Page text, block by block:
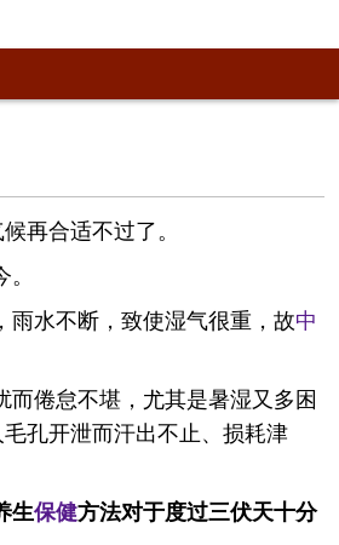
再合适不过了。
水不断，致使湿气很重，故中
倦怠不堪，尤其是暑湿又多困
孔开泄而汗出不止、损耗津
生保健方法对于度过三伏天十分